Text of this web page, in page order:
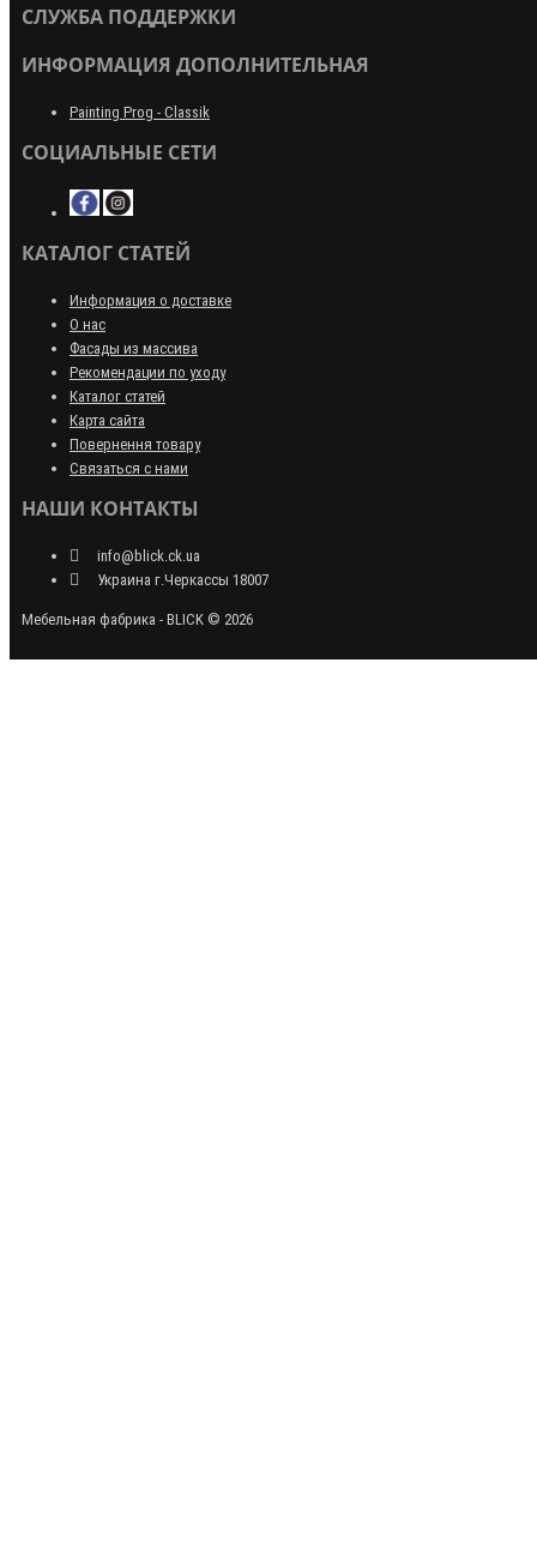
СЛУЖБА ПОДДЕРЖКИ
ИНФОРМАЦИЯ ДОПОЛНИТЕЛЬНАЯ
Painting Prog - Classik
СОЦИАЛЬНЫЕ СЕТИ
КАТАЛОГ СТАТЕЙ
Информация о доставке
О нас
Фасады из массива
Рекомендации по уходу
Каталог статей
Карта сайта
Повернення товару
Связаться с нами
НАШИ КОНТАКТЫ
info@blick.ck.ua
Украина г.Черкассы 18007
Мебельная фабрика - BLICK © 2026